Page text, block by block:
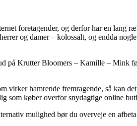
foretagender, og derfor har en lang
og damer – kolossalt, og endda
på Krutter Bloomers – Kamille – Mink
virker hamrende fremragende, så kan
som køber overfor snydagtige online
mulighed bør du overveje en